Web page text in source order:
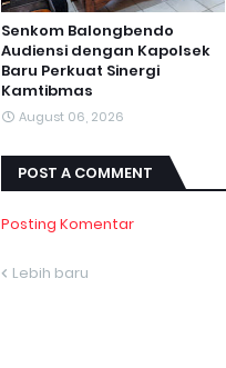
Senkom Balongbendo
Audiensi dengan Kapolsek
Baru Perkuat Sinergi
Kamtibmas
August 06, 2026
POST A COMMENT
Posting Komentar
Lebih baru